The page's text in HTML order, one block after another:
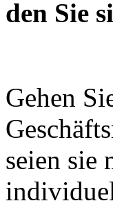
den Sie
Gehen
seien sie